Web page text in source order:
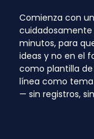
Comienza con
cuidadosamente
minutos, para
ideas y no en el
como plantilla de
línea como tema
— sin registros,